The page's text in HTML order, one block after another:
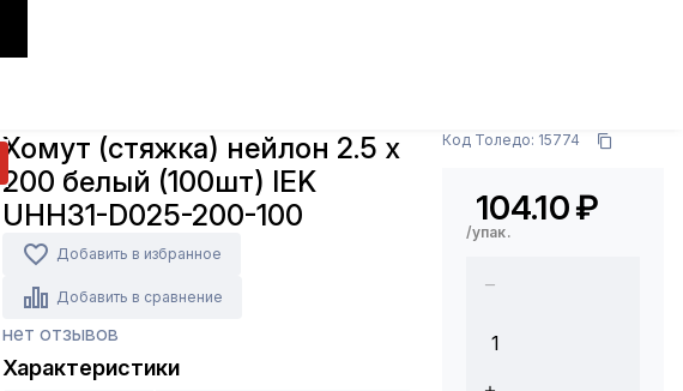
Хомут (стяжка) нейлон 2.5 х
200 белый (100шт) IEK
UHH31-D025-200-100
Добавить в избранное
Добавить в сравнение
нет отзывов
Характеристики
Код Толедо: 15774
104.10₽
/упак.